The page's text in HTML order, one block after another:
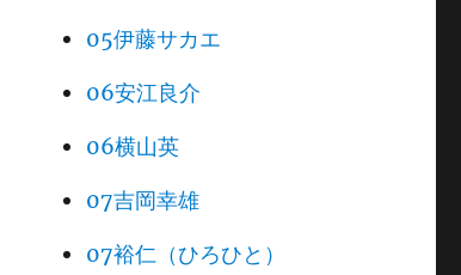
05伊藤サカエ
06安江良介
06横山英
07吉岡幸雄
07裕仁（ひろひと）